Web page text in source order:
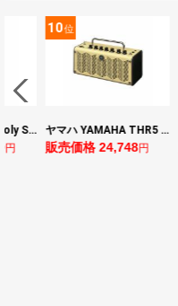
ヤマハ YAMAHA THR5 コンパクトギターアンプ 小型アンプ
円
11位
ヤマハ YAMAHA DBR10 パワードスピーカー
販売価格 59,800円